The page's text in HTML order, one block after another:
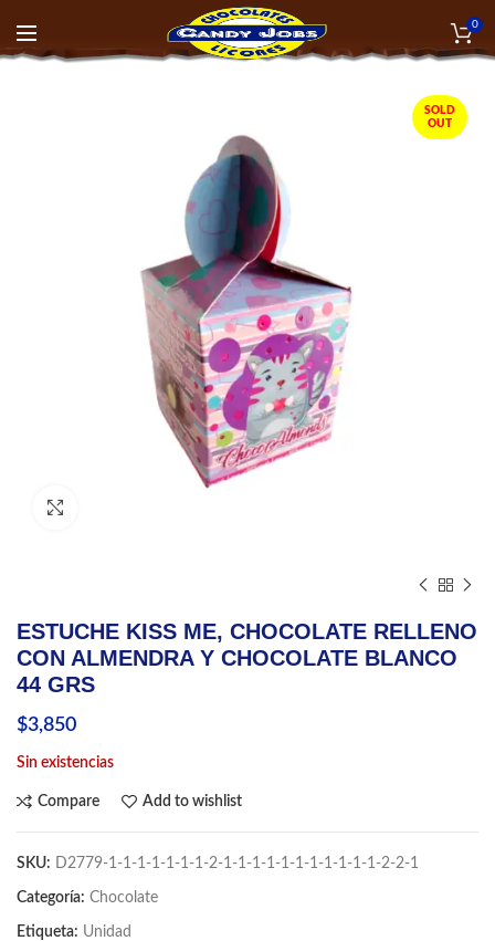
0
SOLD
OUT
ESTUCHE KISS ME, CHOCOLATE RELLENO
CON ALMENDRA Y CHOCOLATE BLANCO
44 GRS
$3,850
Sin existencias
Compare Add to wishlist
SKU: D2779-1-1-1-1-1-1-1-2-1-1-1-1-1-1-1-1-1-1-1-2-2-1
Categoría: Chocolate
Etiqueta: Unidad